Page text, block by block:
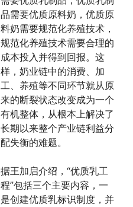
品需要优质原料奶，优质原
料奶需要规范化养殖技术，
规范化养殖技术需要合理的
成本投入并得到回报。这
样，奶业链中的消费、加
工、养殖等不同环节就从原
来的断裂状态改变成为一个
有机整体，从根本上解决了
长期以来整个产业链利益分
配失衡的难题。
据王加启介绍，“优质乳工
程”包括三个主要内容，一
是创建优质乳标识制度，并